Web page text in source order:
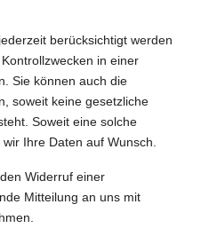
berücksichtigt werden
in einer
Sie können auch die
soweit keine gesetzliche
Soweit eine solche
Ihre Daten auf Wunsch.
Widerruf einer
Mitteilung an uns mit